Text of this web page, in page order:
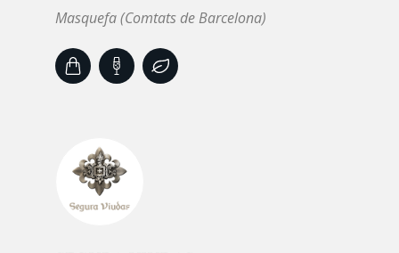
Masquefa (Comtats de Barcelona)